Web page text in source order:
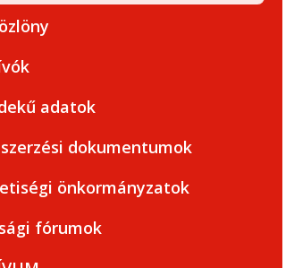
adatok
dokumentumok
önkormányzatok
fórumok